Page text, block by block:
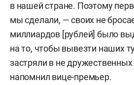
в нашей стране. Поэтому
мы сделали, — своих не
миллиардов [рублей] было
на то, чтобы вывезти наших
застряли в не
напомнил вице-премьер.